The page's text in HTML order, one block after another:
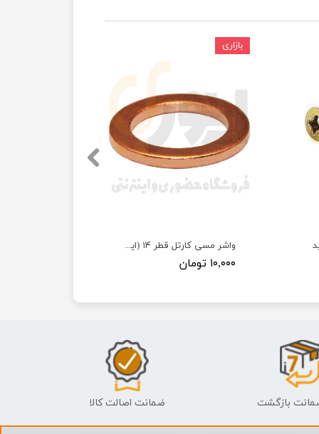
واشر مسی کارتل قطر ۱۴ (ایرانخودرویی)
۱۰,۰۰۰ تومان
بازاری
ضمانت اصالت کالا